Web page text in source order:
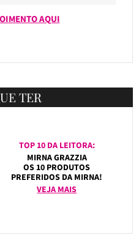
AQUI
TER
TOP 10 DA LEITORA:
MIRNA GRAZZIA
OS 10 PRODUTOS
PREFERIDOS DA MIRNA!
VEJA MAIS